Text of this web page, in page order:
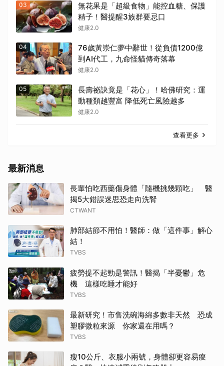
03
無花果是「超級食物」能控血糖、保護
精子！醫提醒3族群要忌口
健康2.0
04
76歲黃崇仁夢中辭世！從負債1200億
到AI代工，九命怪貓傳奇落幕
健康2.0
05
長壽祕訣竟是「花心」！哈佛研究：運
動種類越豐富 降低死亡風險越多
健康2.0
查看更多
最新消息
長輩怕吃西藥傷身體「隨機挑幾顆吃」 醫
揭5大錯誤迷思恐走向洗腎
CTWANT
肺部結節不用怕！醫師：做「這件事」解心
結！
TVBS
疲勞提不起勁是警訊！醫揭「半憂鬱」危
機 這樣吃睡才能好
TVBS
最新研究！市售洗碗海綿多數非天然 恐成
塑膠微粒來源 你家還在用嗎？
TVBS
瘦10公斤、衣服小兩號，身體卻更容易痠